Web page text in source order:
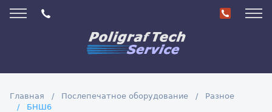
Главная Послепечатное оборудование
Разное
БНШ6